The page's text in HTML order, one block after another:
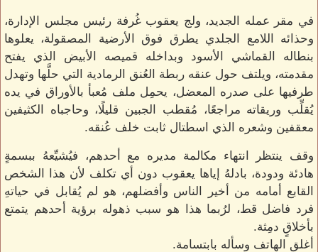
في مقر عمله الجديد، ولج يعقوب غُرفة رئيس مجلس الإدارة،
وحذائه اللامع الجلدي يطرق فوق الأرضية المصقولة، يعلوها
بنطاله القماشي الأسود وبداخله قميصه الأبيض الذي يفتح
مقدمته، ويلتف حول عنقه ربطة العُنق الرمادية التي حلَّها وتهدل
طرفيها على صدره المعضل، يحمِل ملف مُعبأ بالأوراق في يده
يُقلِّب وريقاته مراجعًا، مُقطب الجبين قليلًا، وحاجباه الكثيفين
معقفين وشعره الذي اسطتال ثابت خلف عُنقه.
وقف ينتظر انتهاء مكالمة مديره مع أحدهم، فيُشيِّعهُ ببسمةٍ
هادئة ودودة، بادلهُ إياها يعقوب دون أي تكلف لأن هذا الشخص
القابع أمامه من أخير الناس وأفضلهم، هو لم يُقابل في حياتهِ
فرد فاضل قط، لرُبما هذا هو سبب ذهوله برؤية أحدهم يتمتع
بأخلاقٍ دمِثة.
أغلق الهاتف وسأله بابتسامة.